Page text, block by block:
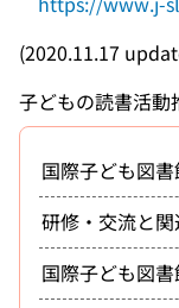
(2020.11.17
子どもの読書活動
国際子ども図
研修・交流と
国際子ども図